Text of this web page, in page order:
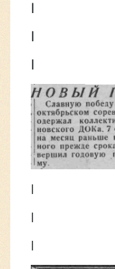
|
|
|
|
|
|